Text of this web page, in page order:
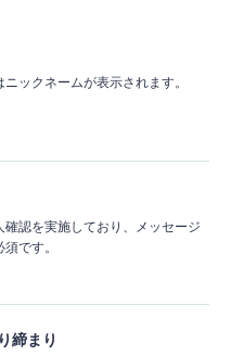
ックネームが表示されます。
確認を実施しており、メッセージ
です。
締まり